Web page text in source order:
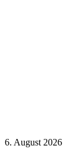
6. August 2026